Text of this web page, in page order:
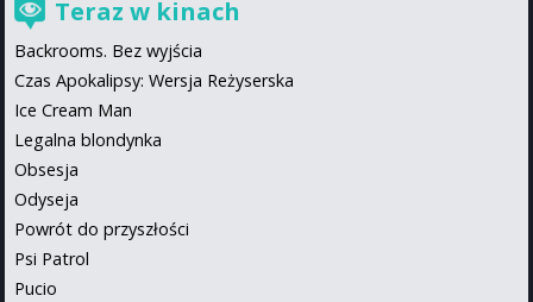
Teraz w kinach
Backrooms. Bez wyjścia
Czas Apokalipsy: Wersja Reżyserska
Ice Cream Man
Legalna blondynka
Obsesja
Odyseja
Powrót do przyszłości
Psi Patrol
Pucio